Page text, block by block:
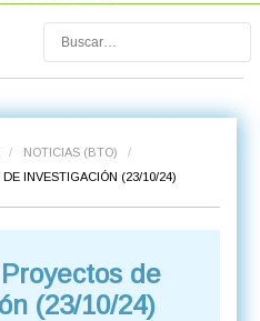
Buscar
/ NOTICIAS (BTO)
/
INVESTIGACIÓN (23/10/24)
de
(23/10/24)